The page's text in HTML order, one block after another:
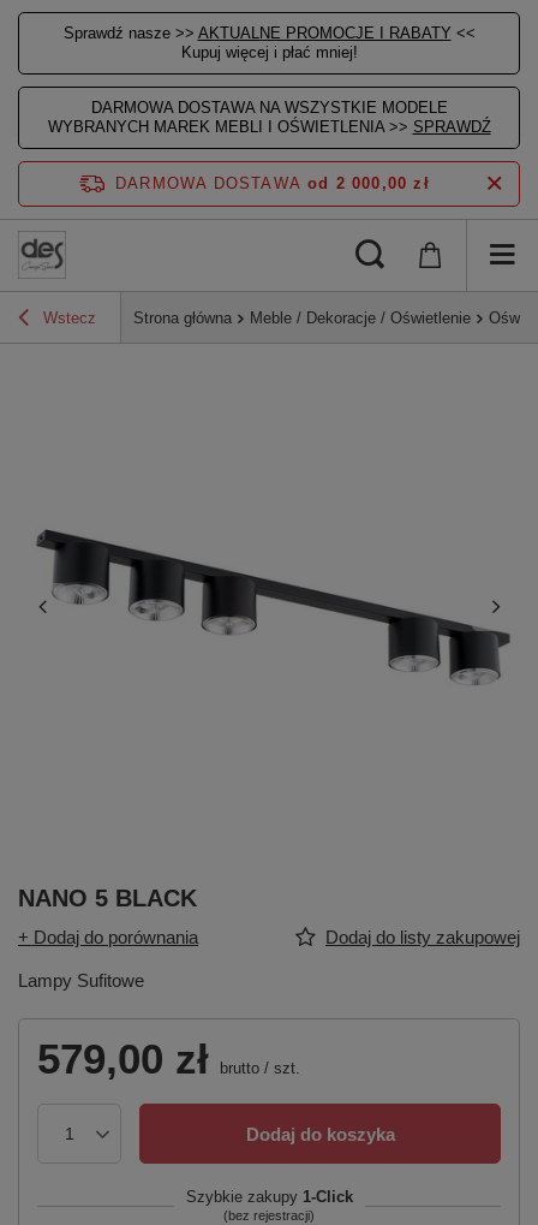
Sprawdź nasze >> AKTUALNE PROMOCJE I RABATY <<
Kupuj więcej i płać mniej!
DARMOWA DOSTAWA NA WSZYSTKIE MODELE
WYBRANYCH MAREK MEBLI I OŚWIETLENIA >> SPRAWDŹ
DARMOWA DOSTAWA od 2 000,00 zł
Wstecz Strona główna Meble / Dekoracje / Oświetlenie
NANO 5 BLACK
+ Dodaj do porównania Dodaj do listy zakupowej
Lampy Sufitowe
579,00 zł brutto / szt.
Dodaj do koszyka
Szybkie zakupy 1-Click
(bez rejestracji)